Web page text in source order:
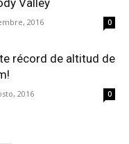
Valley
2016 0
récord de altitud de
2016 0